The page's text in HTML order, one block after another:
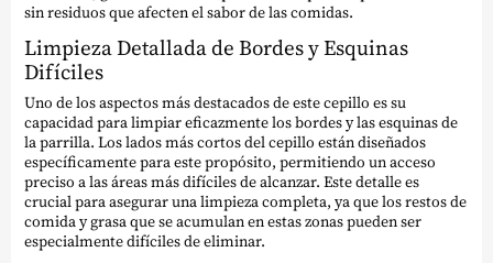
sin residuos que afecten el sabor de las comidas.
Limpieza Detallada de Bordes y Esquinas
Difíciles
Uno de los aspectos más destacados de este cepillo es su
capacidad para limpiar eficazmente los bordes y las esquinas de
la parrilla. Los lados más cortos del cepillo están diseñados
específicamente para este propósito, permitiendo un acceso
preciso a las áreas más difíciles de alcanzar. Este detalle es
crucial para asegurar una limpieza completa, ya que los restos de
comida y grasa que se acumulan en estas zonas pueden ser
especialmente difíciles de eliminar.